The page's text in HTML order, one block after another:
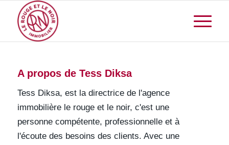
A propos de Tess Diksa
Tess Diksa, est la directrice de l'agence
immobilière le rouge et le noir, c'est une
personne compétente, professionnelle et à
l'écoute des besoins des clients. Avec une